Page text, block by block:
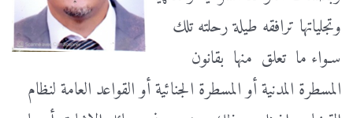
وتجلياتها ترافقه طيلة رحلته تلك
سـواء ما تعلق منها بقانون
المسطرة المدنية أو المسطرة الجنائية أو القواعد العامة لنظام